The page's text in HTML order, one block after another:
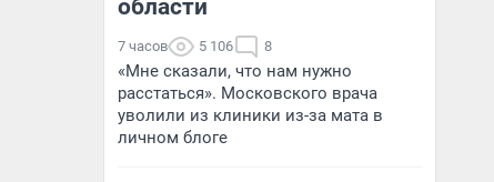
области
7 часов 5 106 8
«Мне сказали, что нам нужно
расстаться». Московского врача
уволили из клиники из-за мата в
личном блоге